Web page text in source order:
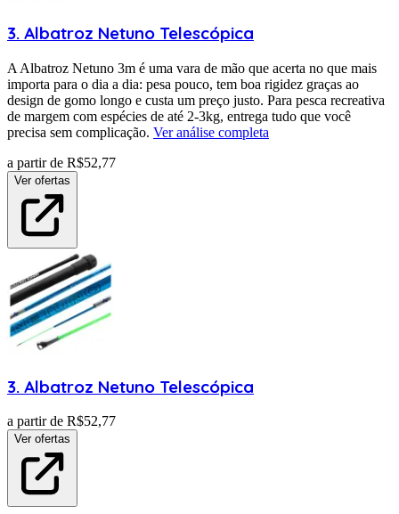
3. Albatroz Netuno Telescópica
A Albatroz Netuno 3m é uma vara de mão que acerta no que mais
importa para o dia a dia: pesa pouco, tem boa rigidez graças ao
design de gomo longo e custa um preço justo. Para pesca recreativa
de margem com espécies de até 2-3kg, entrega tudo que você
precisa sem complicação. Ver análise completa
a partir de R$52,77
Ver ofertas
3. Albatroz Netuno Telescópica
a partir de R$52,77
Ver ofertas